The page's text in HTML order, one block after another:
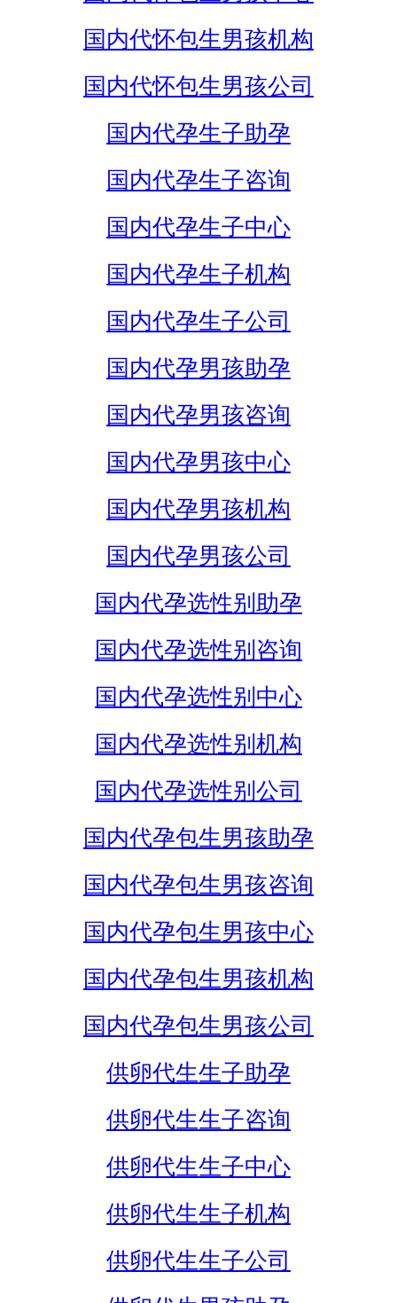
国内代怀包生男孩机构
国内代怀包生男孩公司
国内代孕生子助孕
国内代孕生子咨询
国内代孕生子中心
国内代孕生子机构
国内代孕生子公司
国内代孕男孩助孕
国内代孕男孩咨询
国内代孕男孩中心
国内代孕男孩机构
国内代孕男孩公司
国内代孕选性别助孕
国内代孕选性别咨询
国内代孕选性别中心
国内代孕选性别机构
国内代孕选性别公司
国内代孕包生男孩助孕
国内代孕包生男孩咨询
国内代孕包生男孩中心
国内代孕包生男孩机构
国内代孕包生男孩公司
供卵代生生子助孕
供卵代生生子咨询
供卵代生生子中心
供卵代生生子机构
供卵代生生子公司